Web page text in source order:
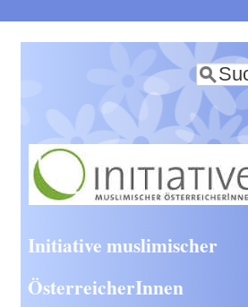
zum
Inhalt
Suche
Initiative muslimischer
ÖsterreicherInnen